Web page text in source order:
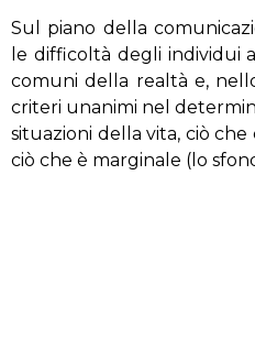
Sul piano della
le difficoltà degli individui
comuni della realtà e,
criteri unanimi nel
situazioni della vita, ciò
ciò che è marginale (lo